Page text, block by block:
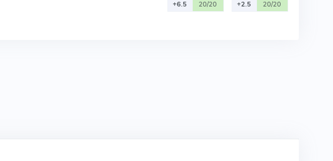
+6.5
20/20
+2.5
20/20